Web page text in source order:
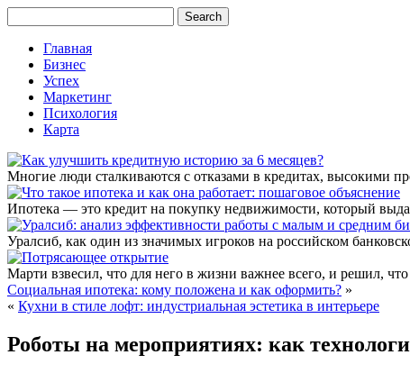
Главная
Бизнес
Успех
Маркетинг
Психология
Карта
Многие люди сталкиваются с отказами в кредитах, высокими
Ипотека — это кредит на покупку недвижимости, который
Уралсиб, как один из значимых игроков на российском
Марти взвесил, что для него в жизни важнее всего, и решил,
Социальная ипотека: кому положена и как оформить? »
« Кухни в стиле лофт: индустриальная эстетика в интерьере
Роботы на мероприятиях: как